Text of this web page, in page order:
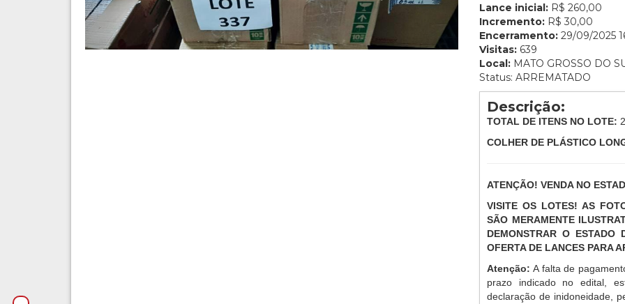
Lance inicial: R$ 260,00
Incremento: R$ 30,00
Encerramento: 29/09/2025
Visitas: 639
Local: MATO GROSSO DO
Status: ARREMATADO
Descrição:
TOTAL DE ITENS NO LOTE:
COLHER DE PLÁSTICO
ATENÇÃO! VENDA NO
VISITE OS LOTES! AS
SÃO MERAMENTE
DEMONSTRAR O ESTADO
OFERTA DE LANCES PARA
Atenção:A falta de
prazo indicado no edital,
declaração de inidoneidade,